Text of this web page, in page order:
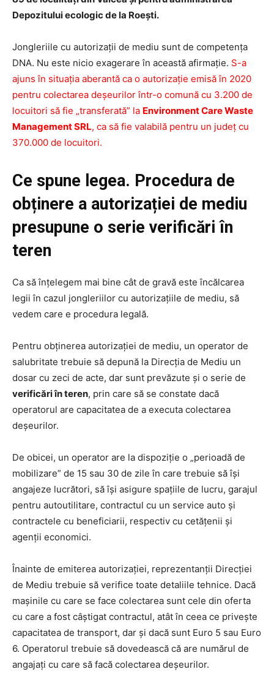
Depozitului ecologic de la Roești.
Jongleriile cu autorizații de mediu sunt de competența
DNA. Nu este nicio exagerare în această afirmație. S-a
ajuns în situația aberantă ca o autorizație emisă în 2020
pentru colectarea deșeurilor într-o comună cu 3.200 de
locuitori să fie „transferată” la Environment Care Waste
Management SRL, ca să fie valabilă pentru un județ cu
370.000 de locuitori.
Ce spune legea. Procedura de
obținere a autorizației de mediu
presupune o serie verificări în
teren
Ca să înțelegem mai bine cât de gravă este încălcarea
legii în cazul jongleriilor cu autorizațiile de mediu, să
vedem care e procedura legală.
Pentru obținerea autorizației de mediu, un operator de
salubritate trebuie să depună la Direcția de Mediu un
dosar cu zeci de acte, dar sunt prevăzute și o serie de
verificări în teren, prin care să se constate dacă
operatorul are capacitatea de a executa colectarea
deșeurilor.
De obicei, un operator are la dispoziție o „perioadă de
mobilizare” de 15 sau 30 de zile în care trebuie să își
angajeze lucrători, să își asigure spațiile de lucru, garajul
pentru autoutilitare, contractul cu un service auto și
contractele cu beneficiarii, respectiv cu cetățenii și
agenții economici.
Înainte de emiterea autorizației, reprezentanții Direcției
de Mediu trebuie să verifice toate detaliile tehnice. Dacă
mașinile cu care se face colectarea sunt cele din oferta
cu care a fost câștigat contractul, atât în ceea ce privește
capacitatea de transport, dar și dacă sunt Euro 5 sau Euro
6. Operatorul trebuie să dovedească că are numărul de
angajați cu care să facă colectarea deșeurilor.